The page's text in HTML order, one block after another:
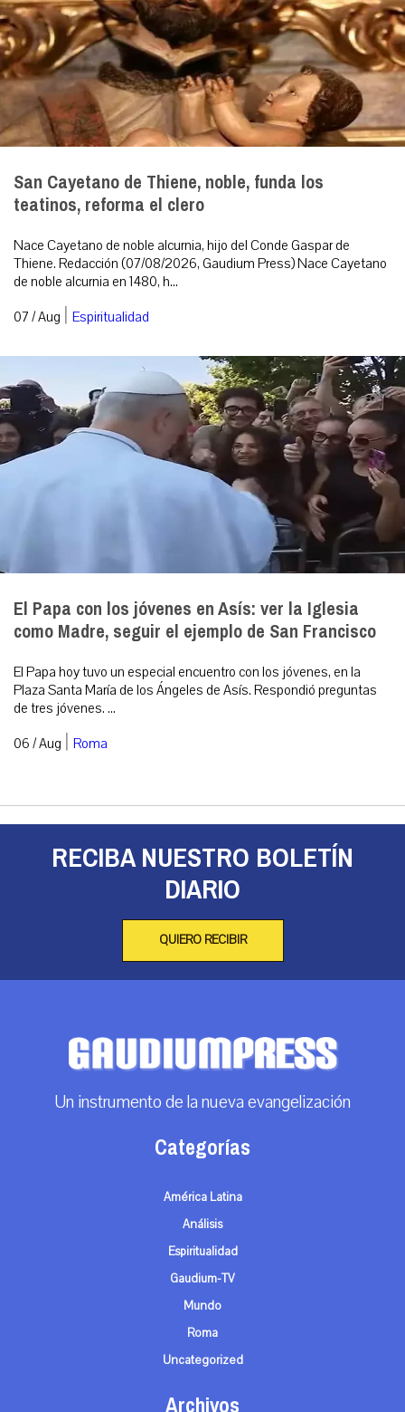
San Cayetano de Thiene, noble, funda los
teatinos, reforma el clero
Nace Cayetano de noble alcurnia, hijo del Conde Gaspar de
Thiene. Redacción (07/08/2026, Gaudium Press) Nace Cayetano
de noble alcurnia en 1480, h...
07 / Aug | Espiritualidad
El Papa con los jóvenes en Asís: ver la Iglesia
como Madre, seguir el ejemplo de San Francisco
El Papa hoy tuvo un especial encuentro con los jóvenes, en la
Plaza Santa María de los Ángeles de Asís. Respondió preguntas
de tres jóvenes. ...
06 / Aug | Roma
RECIBA NUESTRO BOLETÍN
DIARIO
QUIERO RECIBIR
Un instrumento de la nueva evangelización
Categorías
América Latina
Análisis
Espiritualidad
Gaudium-TV
Mundo
Roma
Uncategorized